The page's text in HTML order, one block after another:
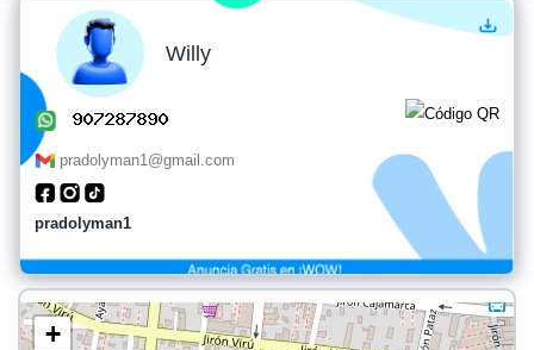
Willy
pradolyman1@gmail.com
pradolyman1
+